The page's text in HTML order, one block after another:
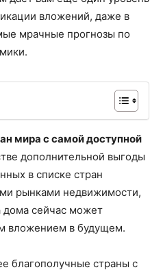
вложений, даже в
мрачные прогнозы по
мира с самой доступной
дополнительной выгоды
в списке стран
рынками недвижимости,
дома сейчас может
вложением в будущем.
благополучные страны с